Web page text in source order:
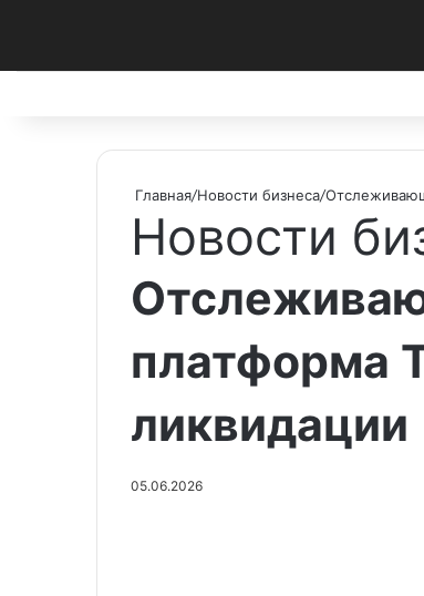
Главная/Новости бизнеса/
Новости
платформа
ликвидации
05.06.2026